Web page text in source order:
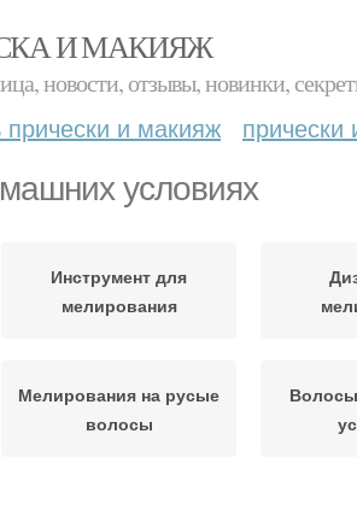
И МАКИЯЖ
новости, отзывы, новинки,
прически и макияж
условиях
Инструмент для
мелирования
Мелирования на русые
волосы